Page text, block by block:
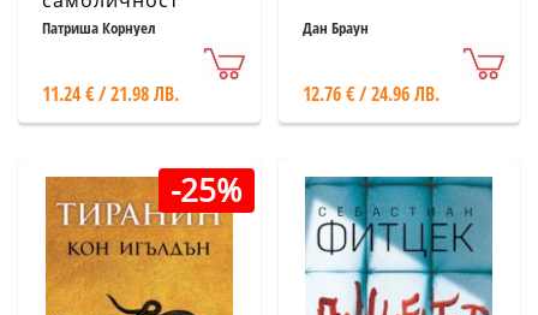
Патриша Корнуел
11.24 € / 21.98 ЛВ.
Дан Браун
12.76 € / 24.96 ЛВ.
-25%